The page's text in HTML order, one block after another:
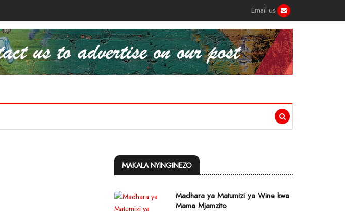
Email us
MAKALA NYINGINEZO
Madhara ya Matumizi ya Wine kwa
Mama Mjamzito